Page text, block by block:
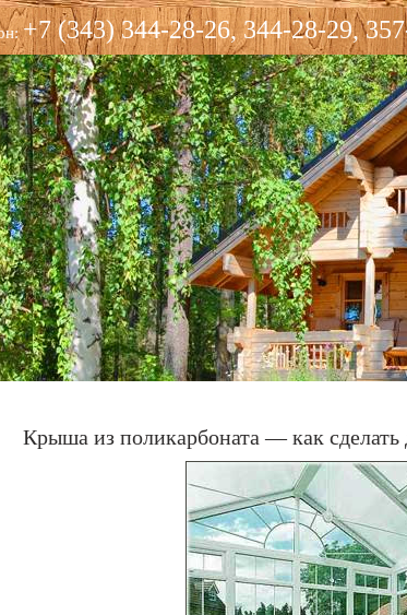
+7 (343) 344-28-26, 344-28-29,
Крыша из поликарбоната — как сделать